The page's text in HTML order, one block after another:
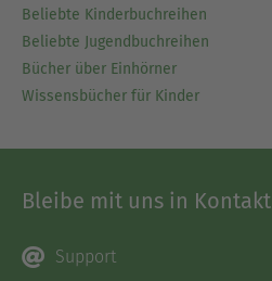
Beliebte Kinderbuchreihen
Beliebte Jugendbuchreihen
Bücher über Einhörner
Wissensbücher für Kinder
Bleibe mit uns in Kontakt
Support